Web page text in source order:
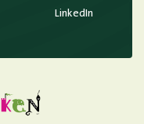
LinkedIn